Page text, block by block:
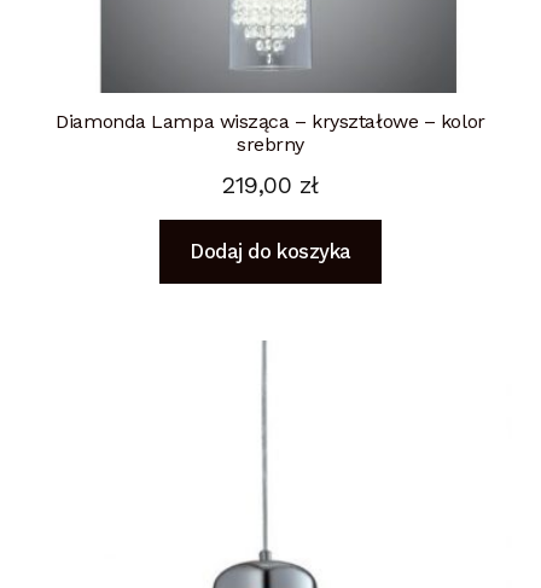
Diamonda Lampa wisząca – kryształowe – kolor
srebrny
219,00 zł
Dodaj do koszyka